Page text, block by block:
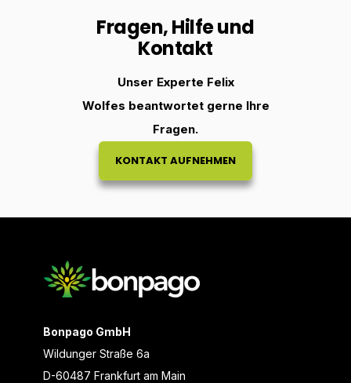
Fragen, Hilfe und
Kontakt
Unser Experte Felix
Wolfes beantwortet gerne Ihre
Fragen.
KONTAKT AUFNEHMEN
Bonpago GmbH
Wildunger Straße 6a
D-60487 Frankfurt am Main